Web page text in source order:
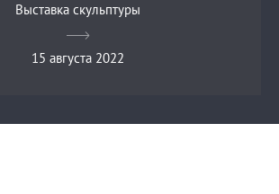
Выставка скульптуры
15 августа 2022